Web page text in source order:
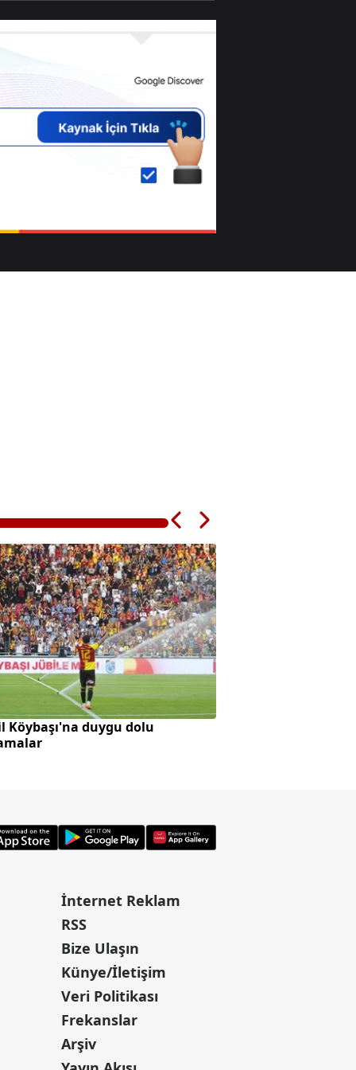
Köybaşı'na duygu dolu
İnternet Reklam
RSS
Bize Ulaşın
Künye/İletişim
Veri Politikası
Frekanslar
Arşiv